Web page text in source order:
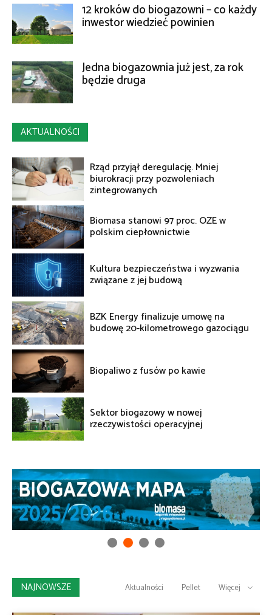
12 kroków do biogazowni – co każdy
inwestor wiedzieć powinien
Jedna biogazownia już jest, za rok
będzie druga
AKTUALNOŚCI
Rząd przyjął deregulację. Mniej
biurokracji przy pozwoleniach
zintegrowanych
Biomasa stanowi 97 proc. OZE w
polskim ciepłownictwie
Kultura bezpieczeństwa i wyzwania
związane z jej budową
BZK Energy finalizuje umowę na
budowę 20-kilometrowego gazociągu
Biopaliwo z fusów po kawie
Sektor biogazowy w nowej
rzeczywistości operacyjnej
NAJNOWSZE Aktualności Pellet Więcej